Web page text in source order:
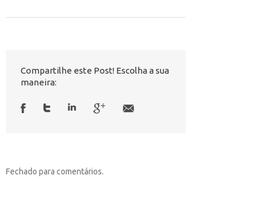
Compartilhe este Post! Escolha a sua
maneira:
Fechado para comentários.